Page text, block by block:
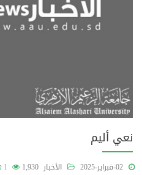
نعي أليم
الأخبار 1,930
1